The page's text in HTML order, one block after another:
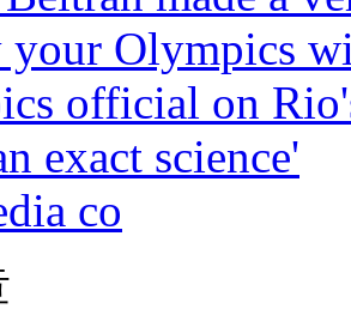
your Olympics
official on
exact science'
co